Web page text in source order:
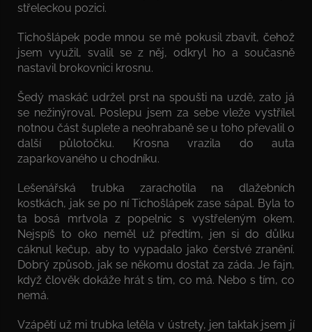
střeleckou pozici.
Tichošlápek pode mnou se mě pokusil zbavit, čehož
jsem využil, svalil se z něj, odkryl ho a současně
nastavil brokovnici krosnu.
Šedý maskáč udržel prst na spoušti na uzdě, zato já
se nežinýroval. Poslepu jsem za sebe vleže vystřílel
notnou část šuplete a neohrabaně se u toho převalil o
další půlotočku. Krosna vrazila do auta
zaparkovaného u chodníku.
Lešenářská trubka zarachotila na dlažebních
kostkách, jak se po ní Tichošlápek zase sápal. Byla to
ta bosá mrtvola z popelnic s vystřeleným okem.
Nejspíš to oko neměl už předtím, jen si do důlku
cáknul kečup, aby to vypadalo jako čerstvé zranění.
Dobrý způsob, jak se někomu dostat za záda. Je fajn,
když člověk dokáže hrát s tím, co má. Nebo s tím, co
nemá.
Vzápětí už mi trubka letěla v ústrety, jen taktak jsem jí